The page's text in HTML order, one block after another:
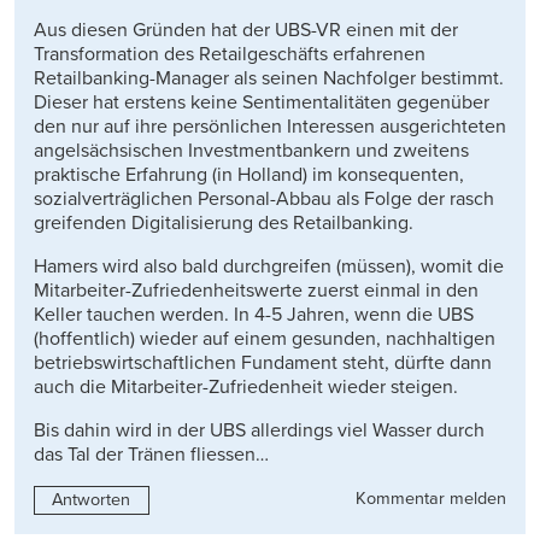
Aus diesen Gründen hat der UBS-VR einen mit der
Transformation des Retailgeschäfts erfahrenen
Retailbanking-Manager als seinen Nachfolger bestimmt.
Dieser hat erstens keine Sentimentalitäten gegenüber
den nur auf ihre persönlichen Interessen ausgerichteten
angelsächsischen Investmentbankern und zweitens
praktische Erfahrung (in Holland) im konsequenten,
sozialverträglichen Personal-Abbau als Folge der rasch
greifenden Digitalisierung des Retailbanking.
Hamers wird also bald durchgreifen (müssen), womit die
Mitarbeiter-Zufriedenheitswerte zuerst einmal in den
Keller tauchen werden. In 4-5 Jahren, wenn die UBS
(hoffentlich) wieder auf einem gesunden, nachhaltigen
betriebswirtschaftlichen Fundament steht, dürfte dann
auch die Mitarbeiter-Zufriedenheit wieder steigen.
Bis dahin wird in der UBS allerdings viel Wasser durch
das Tal der Tränen fliessen…
Antworten Kommentar melden